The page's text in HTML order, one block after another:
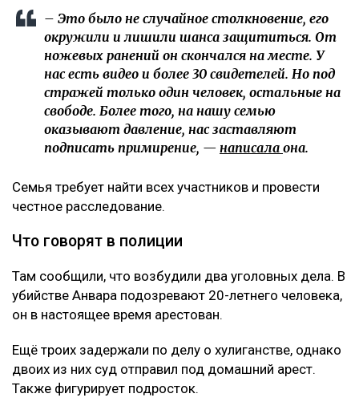
– Это было не случайное столкновение, его
окружили и лишили шанса защититься. От
ножевых ранений он скончался на месте. У
нас есть видео и более 30 свидетелей. Но под
стражей только один человек, остальные на
свободе. Более того, на нашу семью
оказывают давление, нас заставляют
подписать примирение, — написала она.
Семья требует найти всех участников и провести
честное расследование.
Что говорят в полиции
Там сообщили, что возбудили два уголовных дела. В
убийстве Анвара подозревают 20-летнего человека,
он в настоящее время арестован.
Ещё троих задержали по делу о хулиганстве, однако
двоих из них суд отправил под домашний арест.
Также фигурирует подросток.